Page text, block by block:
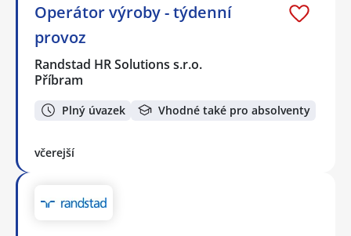
Operátor výroby - týdenní
provoz
Randstad HR Solutions s.r.o.
Příbram
Plný úvazek Vhodné také pro absolventy
včerejší